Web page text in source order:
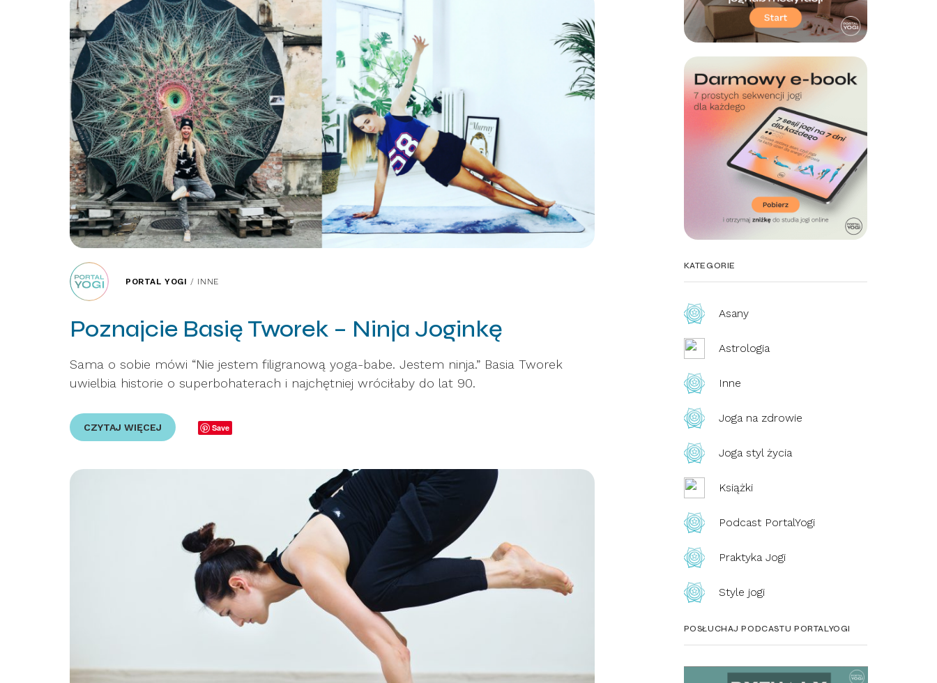
PORTAL YOGI / INNE
Poznajcie Basię Tworek – Ninja Joginkę
Sama o sobie mówi “Nie jestem filigranową yoga-babe. Jestem ninja.” Basia Tworek
uwielbia historie o superbohaterach i najchętniej wróciłaby do lat 90.
CZYTAJ WIĘCEJ Save
KATEGORIE
Asany
Astrologia
Inne
Joga na zdrowie
Joga styl życia
Książki
Podcast PortalYogi
Praktyka Jogi
Style jogi
POSŁUCHAJ PODCASTU PORTALYOGI